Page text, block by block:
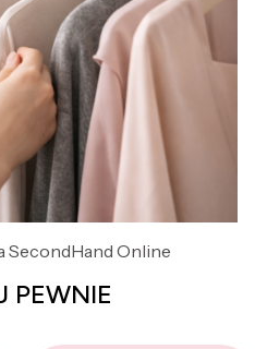
SecondHand Online
PEWNIE